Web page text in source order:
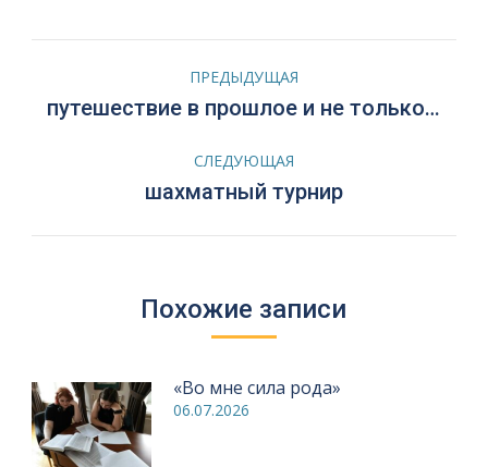
Навигация
по
ПРЕДЫДУЩАЯ
Предыдущая
путешествие в прошлое и не только…
СЛЕДУЮЩАЯ
Следующая
запись:
шахматный турнир
Похожие записи
«Во мне сила рода»
06.07.2026